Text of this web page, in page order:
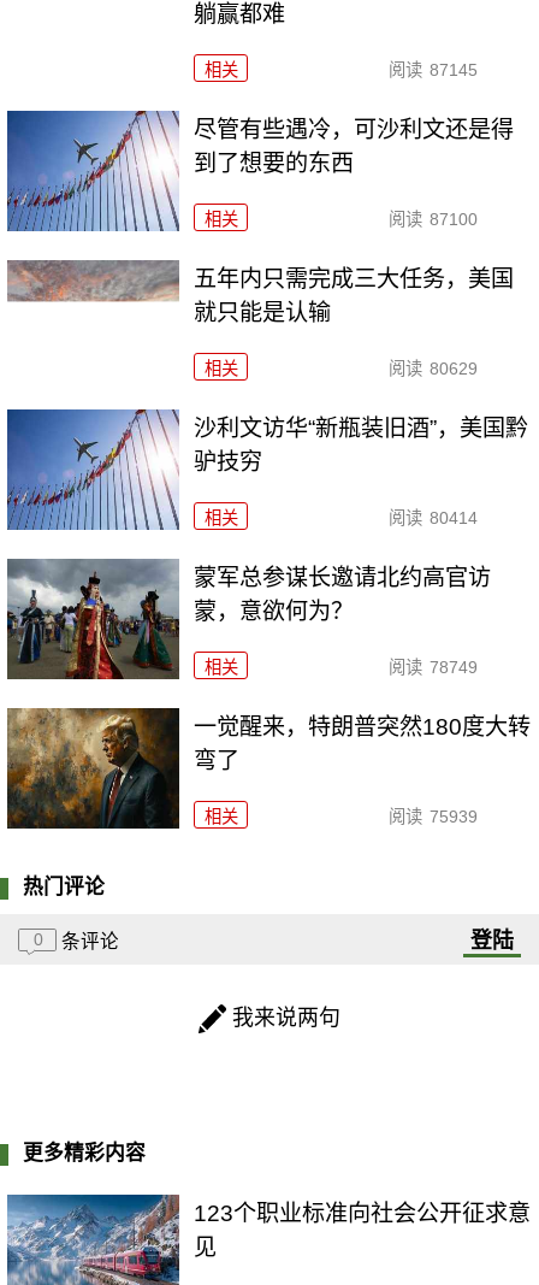
躺赢都难
相关 阅读 87145
尽管有些遇冷，可沙利文还是得
到了想要的东西
相关 阅读 87100
五年内只需完成三大任务，美国
就只能是认输
相关 阅读 80629
沙利文访华“新瓶装旧酒”，美国黔
驴技穷
相关 阅读 80414
​蒙军总参谋长邀请北约高官访
蒙，意欲何为？
相关 阅读 78749
一觉醒来，特朗普突然180度大转
弯了
相关 阅读 75939
热门评论
0 条评论 登陆
我来说两句
更多精彩内容
123个职业标准向社会公开征求意
见